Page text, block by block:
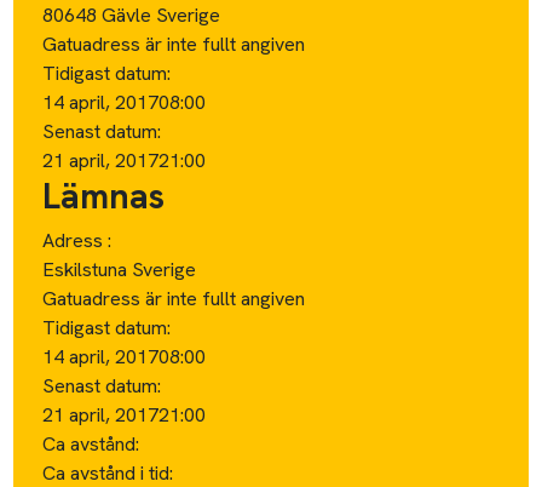
80648 Gävle Sverige
Gatuadress är inte fullt angiven
Tidigast datum:
14 april, 201708:00
Senast datum:
21 april, 201721:00
Lämnas
Adress :
Eskilstuna Sverige
Gatuadress är inte fullt angiven
Tidigast datum:
14 april, 201708:00
Senast datum:
21 april, 201721:00
Ca avstånd:
Ca avstånd i tid: